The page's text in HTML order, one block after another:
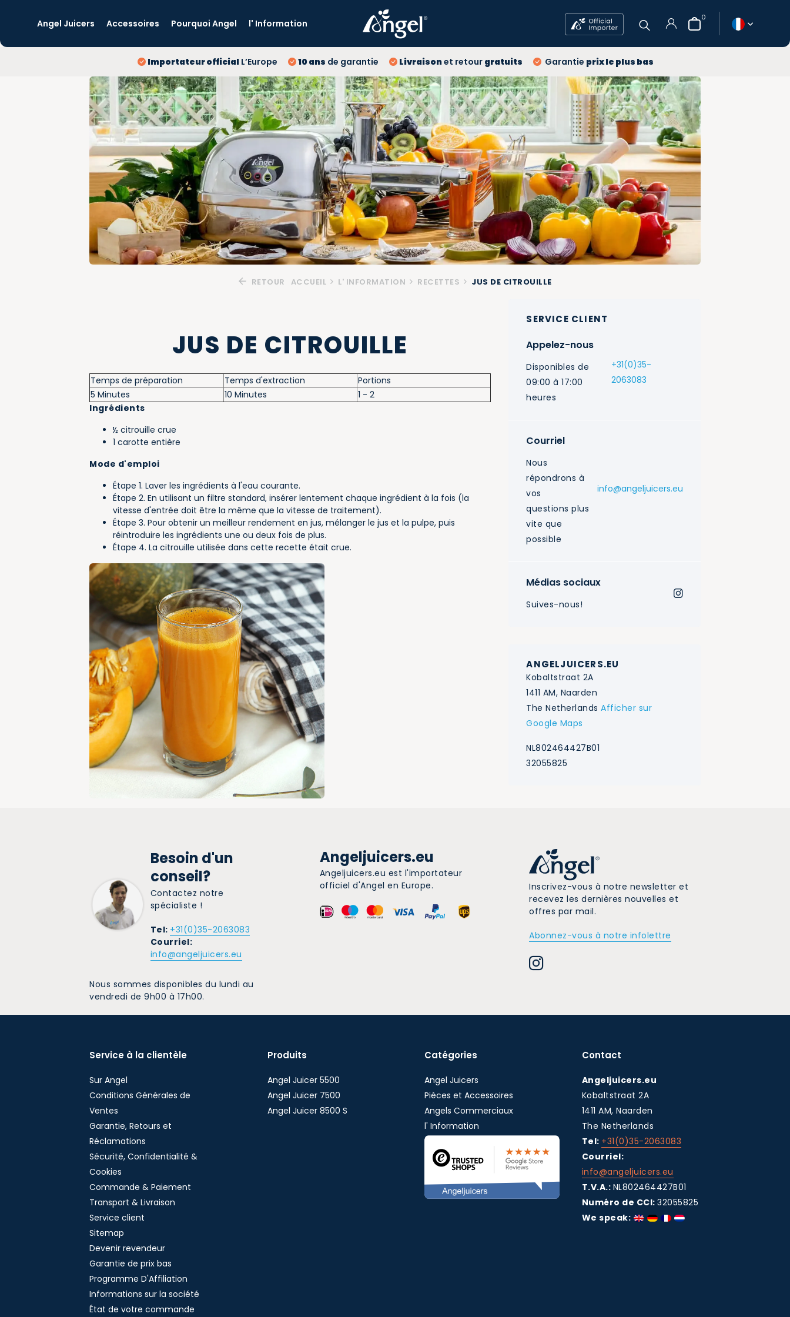
Angel Juicers Accessoires Pourquoi Angel l' Information
10 ans
gratuits
prix le plus bas
S'inscrire
0
Importateur officialL’Europe 10 ans de garantie Livraisonet retour gratuits Garantie prix le plus bas
RETOUR ACCUEIL L' INFORMATION RECETTES JUS DE CITROUILLE
JUS DE CITROUILLE
Temps de préparation Temps d'extraction
Portions
5 Minutes
10 Minutes
1 - 2
Ingrédients
½ citrouille crue
1 carotte entière
Mode d'emploi
Étape 1. Laver les ingrédients à l'eau courante.
Étape 2. En utilisant un filtre standard, insérer lentement chaque ingrédient à la fois (la
vitesse d'entrée doit être la même que la vitesse de traitement).
Étape 3. Pour obtenir un meilleur rendement en jus, mélanger le jus et la pulpe, puis
réintroduire les ingrédients une ou deux fois de plus.
Étape 4. La citrouille utilisée dans cette recette était crue.
SERVICE CLIENT
Appelez-nous
Disponibles de
09:00 à 17:00
heures
+31(0)35-
2063083
Courriel
Nous
répondrons à
vos
questions plus
vite que
possible
info@angeljuicers.eu
Médias sociaux
Suives-nous!
ANGELJUICERS.EU
Kobaltstraat 2A
1411 AM, Naarden
The NetherlandsAfficher sur
Google Maps
NL802464427B01
32055825
Besoin d'un
conseil?
Contactez notre
spécialiste !
Tel: +31(0)35-2063083
Courriel:
info@angeljuicers.eu
Nous sommes disponibles du lundi au
vendredi de 9h00 à 17h00.
Angeljuicers.eu
Angeljuicers.eu est l'importateur
officiel d'Angel en Europe.
Inscrivez-vous à notre newsletter et
recevez les dernières nouvelles et
offres par mail.
Abonnez-vous à notre infolettre
Service à la clientèle
Sur Angel
Conditions Générales de
Ventes
Garantie, Retours et
Réclamations
Sécurité, Confidentialité &
Cookies
Commande & Paiement
Transport & Livraison
Service client
Sitemap
Devenir revendeur
Garantie de prix bas
Programme D'Affiliation
Informations sur la société
État de votre commande
Produits
Angel Juicer 5500
Angel Juicer 7500
Angel Juicer 8500 S
Catégories
Angel Juicers
Pièces et Accessoires
Angels Commerciaux
l' Information
Contact
Angeljuicers.eu
Kobaltstraat 2A
1411 AM, Naarden
The Netherlands
Tel: +31(0)35-2063083
Courriel:
info@angeljuicers.eu
T.V.A.: NL802464427B01
Numéro de CCI: 32055825
We speak: